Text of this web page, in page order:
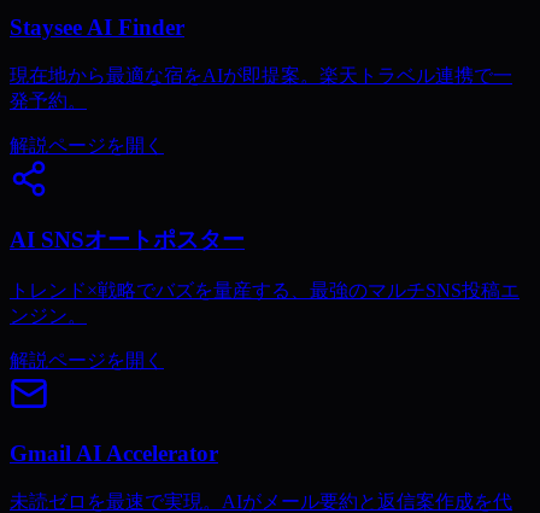
Staysee AI Finder
現在地から最適な宿をAIが即提案。楽天トラベル連携で一
発予約。
解説ページを開く
AI SNSオートポスター
トレンド×戦略でバズを量産する、最強のマルチSNS投稿エ
ンジン。
解説ページを開く
Gmail AI Accelerator
未読ゼロを最速で実現。AIがメール要約と返信案作成を代